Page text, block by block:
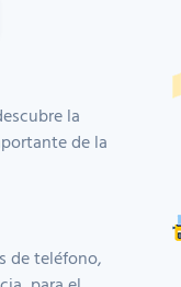
la
de la
de teléfono,